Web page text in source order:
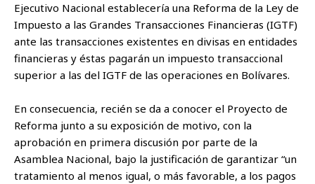
Ejecutivo Nacional establecería una Reforma de la Ley de
Impuesto a las Grandes Transacciones Financieras (IGTF)
ante las transacciones existentes en divisas en entidades
financieras y éstas pagarán un impuesto transaccional
superior a las del IGTF de las operaciones en Bolívares.
En consecuencia, recién se da a conocer el Proyecto de
Reforma junto a su exposición de motivo, con la
aprobación en primera discusión por parte de la
Asamblea Nacional, bajo la justificación de garantizar “un
tratamiento al menos igual, o más favorable, a los pagos